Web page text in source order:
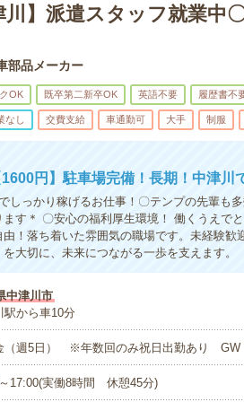
川】派遣スタッフ就業中
部品メーカー
OK 既卒第二新卒OK 英語不要 履歴書不
なし 交費支給 車通勤可 大手 制服
円】駐車場完備！長期！中津川
しっかり稼げるお仕事！〇テンプの先輩も
す＊ 〇安心の福利厚生環境！ 働くうえで
！落ち着いた雰囲気の職場です。未経験歓
大切に、未来につながる一歩を支えます。
中津川市
駅から車10分
（週5日） ※年数回のみ祝日出勤あり GW
17:00(実働8時間 休憩45分)